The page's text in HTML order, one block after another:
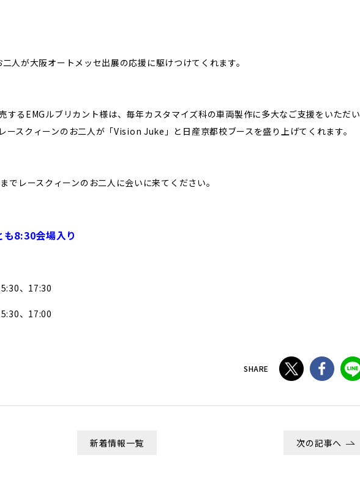
人が大阪オートメッセ出展の応援に駆けつけてくれます。
するEMGルブリカント様は、毎年カスタマイズ科の車両製作に多大なご支援をいただい
スクィーンのお二人が「Vision Juke」と日産京都校ブースを盛り上げてくれます。
でレースクィーンのお二人に会いに来てください。
も8:30会場入り
、17:30
、17:00
SHARE
新着情報一覧 次の記事へ